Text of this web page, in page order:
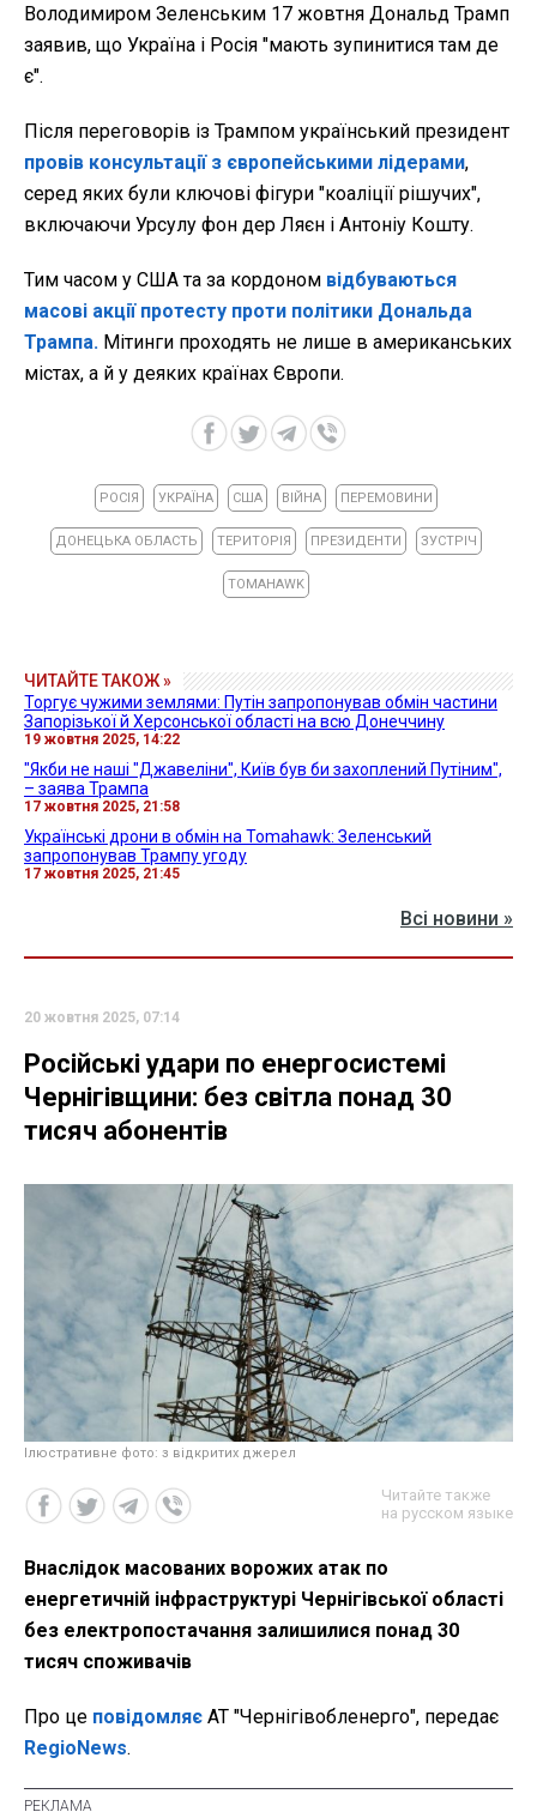
Володимиром Зеленським 17 жовтня Дональд Трамп
заявив, що Україна і Росія "мають зупинитися там де
є".
Після переговорів із Трампом український президент
провів консультації з європейськими лідерами,
серед яких були ключові фігури "коаліції рішучих",
включаючи Урсулу фон дер Ляєн і Антоніу Кошту.
Тим часом у США та за кордоном відбуваються
масові акції протесту проти політики Дональда
Трампа. Мітинги проходять не лише в американських
містах, а й у деяких країнах Європи.
РОСІЯ УКРАЇНА США ВІЙНА ПЕРЕМОВИНИ
ДОНЕЦЬКА ОБЛАСТЬ ТЕРИТОРІЯ ПРЕЗИДЕНТИ ЗУСТРІЧ
TOMAHAWK
ЧИТАЙТЕ ТАКОЖ »
Торгує чужими землями: Путін запропонував обмін частини
Запорізької й Херсонської області на всю Донеччину
19 жовтня 2025, 14:22
"Якби не наші "Джавеліни", Київ був би захоплений Путіним",
– заява Трампа
17 жовтня 2025, 21:58
Українські дрони в обмін на Tomahawk: Зеленський
запропонував Трампу угоду
17 жовтня 2025, 21:45
Всі новини »
20 жовтня 2025, 07:14
Російські удари по енергосистемі
Чернігівщини: без світла понад 30
тисяч абонентів
Ілюстративне фото: з відкритих джерел
Читайте также
на русском языке
Внаслідок масованих ворожих атак по
енергетичній інфраструктурі Чернігівської області
без електропостачання залишилися понад 30
тисяч споживачів
Про це повідомляє АТ "Чернігівобленерго", передає
RegioNews.